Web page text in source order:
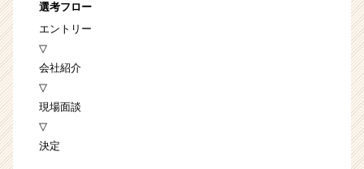
選考フロー
エントリー
▽
会社紹介
▽
現場面談
▽
決定